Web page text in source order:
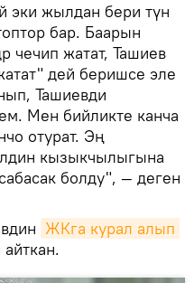
эки жылдан бери түн
бар. Баарын
чечип жатат, Ташиев
дей беришсе эле
Ташиевди
Мен бийликте канча
отурат. Эң
кызыкчылыгына
болду", — деген
ЖКга курал алып